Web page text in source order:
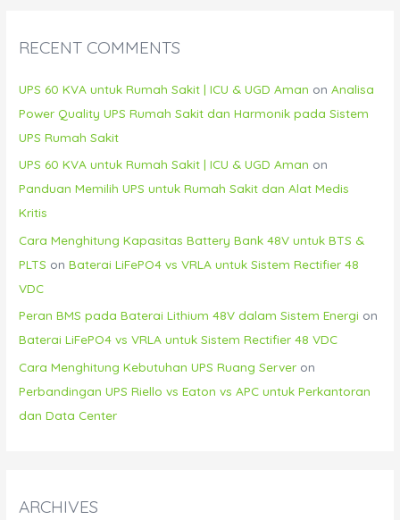
RECENT COMMENTS
UPS 60 KVA untuk Rumah Sakit | ICU & UGD Aman onAnalisa
Power Quality UPS Rumah Sakit dan Harmonik pada Sistem
UPS Rumah Sakit
UPS 60 KVA untuk Rumah Sakit | ICU & UGD Aman on
Panduan Memilih UPS untuk Rumah Sakit dan Alat Medis
Kritis
Cara Menghitung Kapasitas Battery Bank 48V untuk BTS &
PLTS onBaterai LiFePO4 vs VRLA untuk Sistem Rectifier 48
VDC
Peran BMS pada Baterai Lithium 48V dalam Sistem Energi on
Baterai LiFePO4 vs VRLA untuk Sistem Rectifier 48 VDC
Cara Menghitung Kebutuhan UPS Ruang Server on
Perbandingan UPS Riello vs Eaton vs APC untuk Perkantoran
dan Data Center
ARCHIVES